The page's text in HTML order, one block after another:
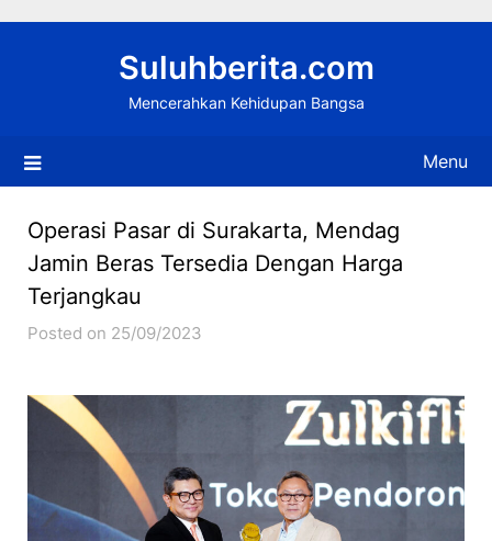
Suluhberita.com
Mencerahkan Kehidupan Bangsa
Menu
Operasi Pasar di Surakarta, Mendag
Jamin Beras Tersedia Dengan Harga
Terjangkau
Posted on 25/09/2023